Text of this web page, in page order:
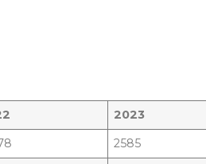
2023
2585